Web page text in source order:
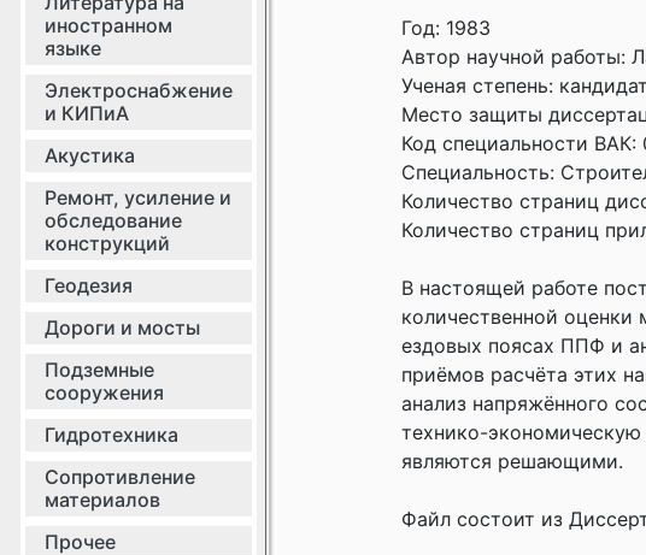
иностранном
языке
Электроснабжение
и КИПиА
Акустика
Ремонт, усиление и
обследование
конструкций
Геодезия
Дороги и мосты
Подземные
сооружения
Гидротехника
Сопротивление
материалов
Прочее
Год: 1983
Автор научной работы:
Ученая cтепень:
Место защиты
Код cпециальности ВАК:
Специальность:
Количество cтраниц
Количество cтраниц
В настоящей работе
количественной
ездовых поясах ППФ и
приёмов расчёта этих
анализ напряжённого
технико-экономическую
являются решающими.
Файл состоит из